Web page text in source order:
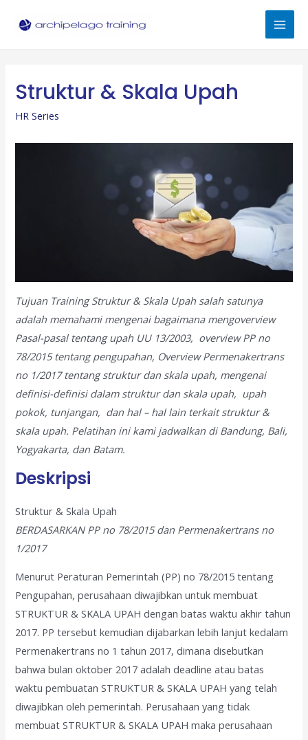
Struktur & Skala Upah
HR Series
Tujuan Training Struktur & Skala Upah salah satunya
adalah memahami mengenai bagaimana mengoverview
Pasal-pasal tentang upah UU 13/2003, overview PP no
78/2015 tentang pengupahan, Overview Permenakertrans
no 1/2017 tentang struktur dan skala upah, mengenai
definisi-definisi dalam struktur dan skala upah, upah
pokok, tunjangan, dan hal – hal lain terkait struktur &
skala upah. Pelatihan ini kami jadwalkan di Bandung, Bali,
Yogyakarta, dan Batam.
Deskripsi
Struktur & Skala Upah
BERDASARKAN PP no 78/2015 dan Permenakertrans no
1/2017
Menurut Peraturan Pemerintah (PP) no 78/2015 tentang
Pengupahan, perusahaan diwajibkan untuk membuat
STRUKTUR & SKALA UPAH dengan batas waktu akhir tahun
2017. PP tersebut kemudian dijabarkan lebih lanjut kedalam
Permenakertrans no 1 tahun 2017, dimana disebutkan
bahwa bulan oktober 2017 adalah deadline atau batas
waktu pembuatan STRUKTUR & SKALA UPAH yang telah
diwajibkan oleh pemerintah. Perusahaan yang tidak
membuat STRUKTUR & SKALA UPAH maka perusahaan